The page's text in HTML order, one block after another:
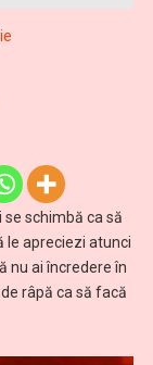
schimbă ca să
le apreciezi atunci
nu ai încredere în
râpă ca să facă